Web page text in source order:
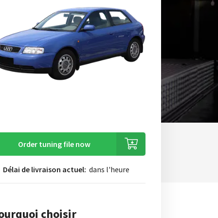
Order tuning file now
Délai de livraison actuel: dans l'heure
choisir